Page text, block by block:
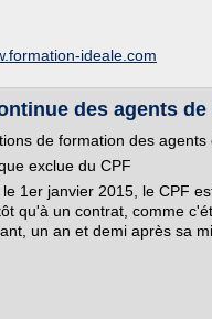
ideale.com
des agents
de formation des agents
exclue du CPF
1er janvier 2015, le CPF
qu'à un contrat, comme
un an et demi après sa